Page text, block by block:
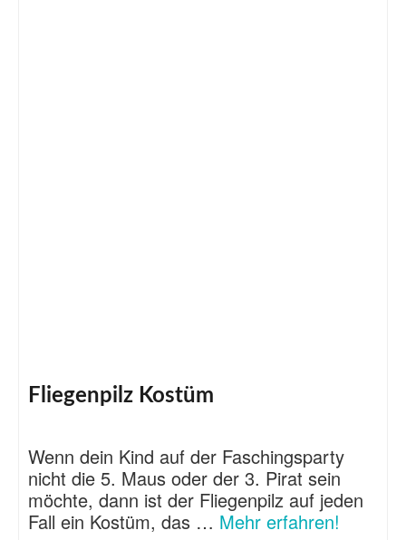
Fliegenpilz Kostüm
Wenn dein Kind auf der Faschingsparty
nicht die 5. Maus oder der 3. Pirat sein
möchte, dann ist der Fliegenpilz auf jeden
Fall ein Kostüm, das … Mehr erfahren!